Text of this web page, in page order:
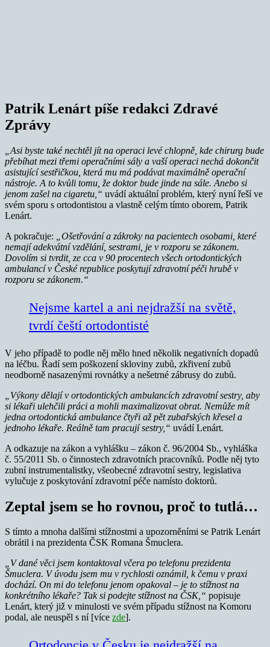
Patrik Lenárt píše redakci Zdravé
Zprávy
„Asi byste také nechtěl jít na operaci levé chlopně, kde chirurg bude
přebíhat mezi třemi operačními sály a vaší operaci nechá dokončit
asistující sestřičkou, která mu má podávat maximálně operační
nástroje. A to kvůli tomu, že doktor bude jinde na sále. Anebo si
jenom zašel na cigaretu,“ uvádí aktuální problém, který nyní řeší ve
svém sporu s ortodontistou a vlastně celým tímto oborem, Patrik
Lenárt.
A pokračuje:
„Ošetřování a zákroky na pacientech osobami, které
nemají adekvátní vzdělání, sestrami, je v rozporu se zákonem.
Dovolím si tvrdit, ze cca v 90 procentech všech ortodontických
ambulancí v České republice poskytují zdravotní péči hrubě v
rozporu se zákonem.“
Nejsme kartel a ani nejdražší na světě,
tvrdí čeští ortodontisté
V jeho případě to podle něj mělo hned několik negativních dopadů
na léčbu. Řadí sem poškození skloviny zubů, zkřivení zubů
neodborně nasazenými rovnátky a nešetrné zábrusy do zubů.
„Výkony dělají v ortodontických ambulancích zdravotní sestry, aby
si lékaři ulehčili práci a mohli maximalizovat obrat. Nemůže mít
jedna ortodontická ambulance čtyři až pět zubařských křesel a
jednoho lékaře. Reálně tam pracují sestry,“ uvádí Lenárt.
A odkazuje na zákon a vyhlášku – zákon č. 96/2004 Sb., vyhláška
č. 55/2011 Sb. o činnostech zdravotních pracovníků. Podle něj tyto
zubní instrumentalistky, všeobecné zdravotní sestry, legislativa
vylučuje z poskytování zdravotní péče namísto doktorů.
Zeptal jsem se ho rovnou, proč to tutlá…
S tímto a mnoha dalšími stížnostmi a upozorněními se Patrik Lenárt
obrátil i na prezidenta ČSK Romana Šmuclera.
„V dané věci jsem kontaktoval včera po telefonu prezidenta
Šmuclera. V úvodu jsem mu v rychlosti oznámil, k čemu v praxi
dochází. On mi do telefonu jenom opakoval – je to stížnost na
konkrétního lékaře? Tak si podejte stížnost na ČSK,“ popisuje
Lenárt, který již v minulosti ve svém případu stížnost na Komoru
podal, ale neuspěl s ní [více zde].